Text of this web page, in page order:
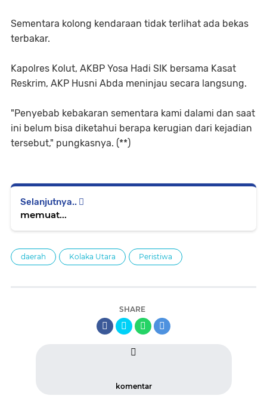
Sementara kolong kendaraan tidak terlihat ada bekas
terbakar.
Kapolres Kolut, AKBP Yosa Hadi SIK bersama Kasat
Reskrim, AKP Husni Abda meninjau secara langsung.
"Penyebab kebakaran sementara kami dalami dan saat
ini belum bisa diketahui berapa kerugian dari kejadian
tersebut," pungkasnya. (**)
Selanjutnya..
memuat...
daerah Kolaka Utara Peristiwa
SHARE
komentar